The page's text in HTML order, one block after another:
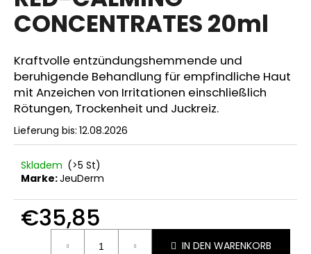
0,0
von
Sternen.
CONCENTRATES 20ml
Kraftvolle entzündungshemmende und
beruhigende Behandlung für empfindliche Haut
mit Anzeichen von Irritationen einschließlich
Rötungen, Trockenheit und Juckreiz.
Lieferung bis: 12.08.2026
Skladem (>5 St)
Marke:JeuDerm
€35,85
Verkaufspreis:
IN DEN WARENKORB
W
i
r
e
m
f
e